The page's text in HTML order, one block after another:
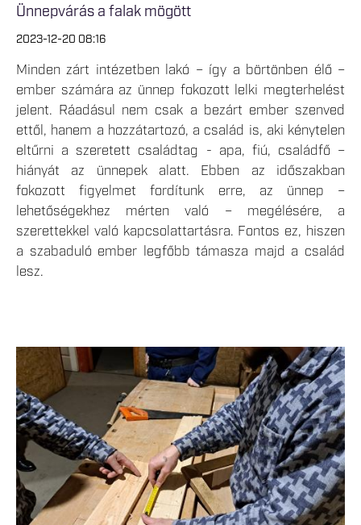
Ünnepvárás a falak mögött
2023-12-20 08:16
Minden zárt intézetben lakó – így a börtönben élő –
ember számára az ünnep fokozott lelki megterhelést
jelent. Ráadásul nem csak a bezárt ember szenved
ettől, hanem a hozzátartozó, a család is, aki kénytelen
eltűrni a szeretett családtag - apa, fiú, családfő –
hiányát az ünnepek alatt. Ebben az időszakban
fokozott figyelmet fordítunk erre, az ünnep –
lehetőségekhez mérten való – megélésére, a
szerettekkel való kapcsolattartásra. Fontos ez, hiszen
a szabaduló ember legfőbb támasza majd a család
lesz.